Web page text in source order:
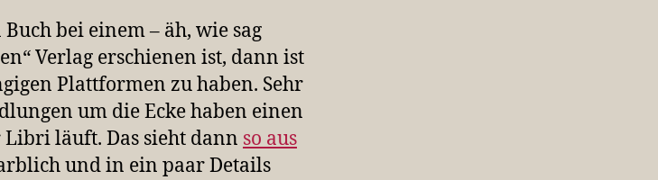
bei einem – äh, wie sag
Verlag erschienen ist, dann ist
Plattformen zu haben. Sehr
um die Ecke haben einen
läuft. Das sieht dann so aus
und in ein paar Details